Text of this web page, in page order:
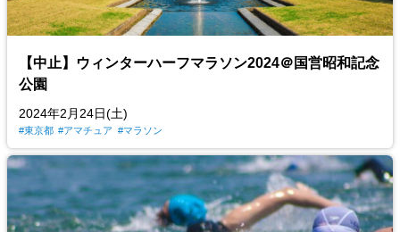
【中止】ウィンターハーフマラソン2024＠国営昭和記念
公園
2024年2月24日(土)
東京都 アマチュア マラソン